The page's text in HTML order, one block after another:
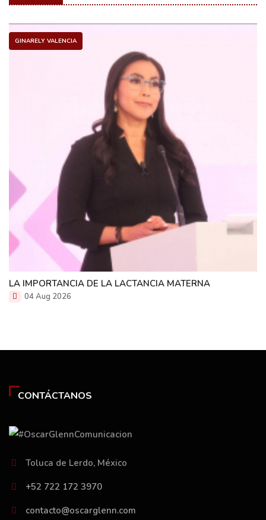
GINARELY VALENCIA
LA IMPORTANCIA DE LA LACTANCIA MATERNA
04 Aug 2026
CONTÁCTANOS
Toluca de Lerdo, México
+52 722 172 3970
contacto@oscarglenn.com